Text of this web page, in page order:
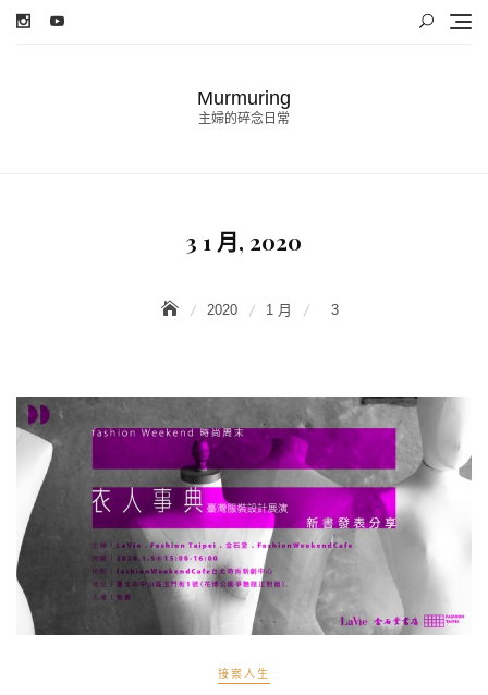
Skip
Murmuring
主婦的碎念日常
3 1 月, 2020
2020 1 月 3
接案人生